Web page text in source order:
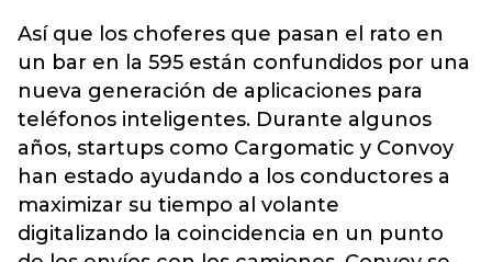
Así que los choferes que pasan el rato en
un bar en la 595 están confundidos por una
nueva generación de aplicaciones para
teléfonos inteligentes. Durante algunos
años, startups como Cargomatic y Convoy
han estado ayudando a los conductores a
maximizar su tiempo al volante
digitalizando la coincidencia en un punto